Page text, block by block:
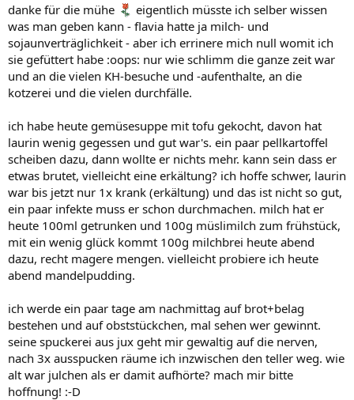
danke für die mühe
eigentlich müsste ich selber wissen
was man geben kann - flavia hatte ja milch- und
sojaunverträglichkeit - aber ich errinere mich null womit ich
sie gefüttert habe :oops: nur wie schlimm die ganze zeit war
und an die vielen KH-besuche und -aufenthalte, an die
kotzerei und die vielen durchfälle.
ich habe heute gemüsesuppe mit tofu gekocht, davon hat
laurin wenig gegessen und gut war's. ein paar pellkartoffel
scheiben dazu, dann wollte er nichts mehr. kann sein dass er
etwas brutet, vielleicht eine erkältung? ich hoffe schwer, laurin
war bis jetzt nur 1x krank (erkältung) und das ist nicht so gut,
ein paar infekte muss er schon durchmachen. milch hat er
heute 100ml getrunken und 100g müslimilch zum frühstück,
mit ein wenig glück kommt 100g milchbrei heute abend
dazu, recht magere mengen. vielleicht probiere ich heute
abend mandelpudding.
ich werde ein paar tage am nachmittag auf brot+belag
bestehen und auf obststückchen, mal sehen wer gewinnt.
seine spuckerei aus jux geht mir gewaltig auf die nerven,
nach 3x ausspucken räume ich inzwischen den teller weg. wie
alt war julchen als er damit aufhörte? mach mir bitte
hoffnung! :-D